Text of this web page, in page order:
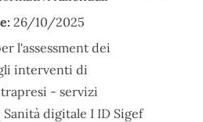
26/10/2025
l'assessment dei
interventi di
- servizi
digitale I ID Sigef